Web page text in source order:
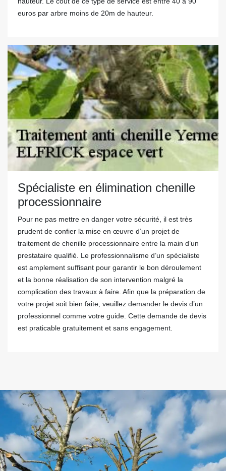
euros par arbre moins de 20m de hauteur.
Spécialiste en élimination chenille
processionnaire
Pour ne pas mettre en danger votre sécurité, il est très
prudent de confier la mise en œuvre d’un projet de
traitement de chenille processionnaire entre la main d’un
prestataire qualifié. Le professionnalisme d’un spécialiste
est amplement suffisant pour garantir le bon déroulement
et la bonne réalisation de son intervention malgré la
complication des travaux à faire. Afin que la préparation de
votre projet soit bien faite, veuillez demander le devis d’un
professionnel comme votre guide. Cette demande de devis
est praticable gratuitement et sans engagement.